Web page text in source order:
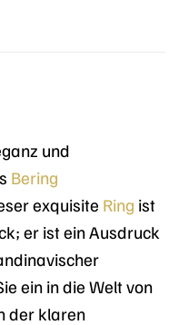
und
Bering
exquisite Ring ist
er ist ein Ausdruck
ein in die Welt von
der klaren